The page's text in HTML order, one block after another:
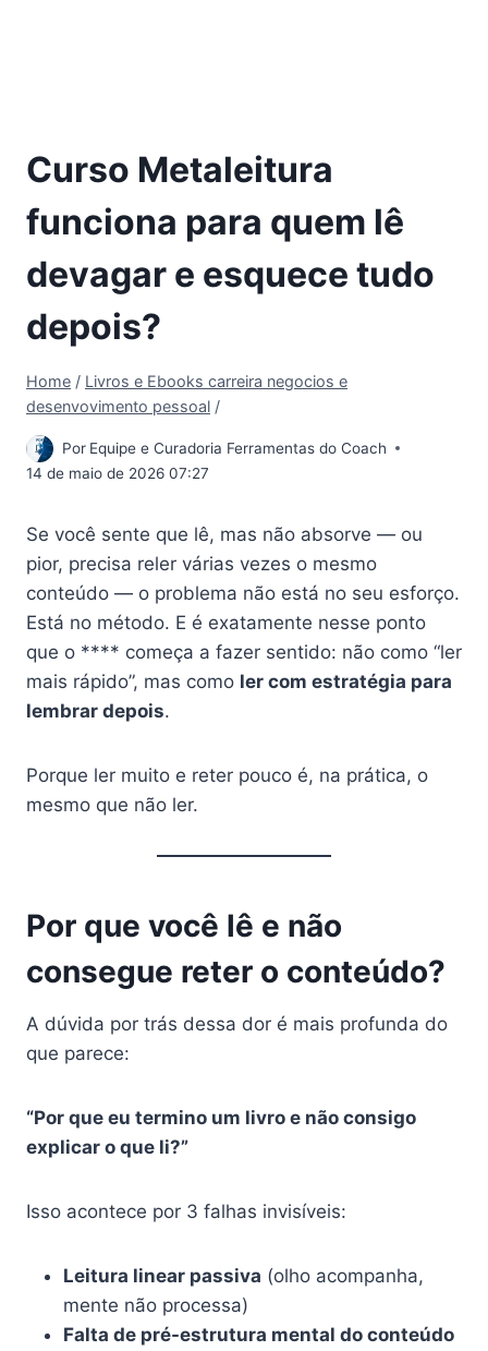
Curso Metaleitura
funciona para quem lê
devagar e esquece tudo
depois?
Home / Livros e Ebooks carreira negocios e
desenvovimento pessoal /
Por Equipe e Curadoria Ferramentas do Coach
14 de maio de 2026 07:27
Se você sente que lê, mas não absorve — ou
pior, precisa reler várias vezes o mesmo
conteúdo — o problema não está no seu esforço.
Está no método. E é exatamente nesse ponto
que o **** começa a fazer sentido: não como “ler
mais rápido”, mas como ler com estratégia para
lembrar depois.
Porque ler muito e reter pouco é, na prática, o
mesmo que não ler.
Por que você lê e não
consegue reter o conteúdo?
A dúvida por trás dessa dor é mais profunda do
que parece:
“Por que eu termino um livro e não consigo
explicar o que li?”
Isso acontece por 3 falhas invisíveis:
Leitura linear passiva (olho acompanha,
mente não processa)
Falta de pré-estrutura mental do conteúdo